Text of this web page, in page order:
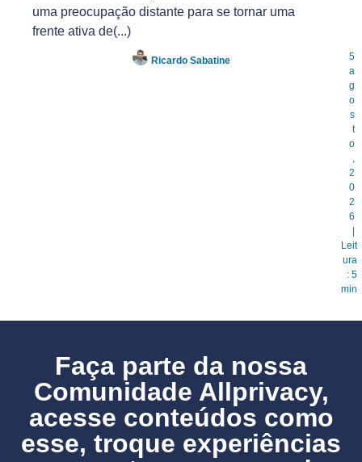
uma preocupação distante para se tornar uma
frente ativa de(...)
Ricardo Sabatine
5
a
g
o
s
t
o
2
0
2
6
|
Leit
ura
: 5
min
Faça parte da nossa
Comunidade Allprivacy,
acesse conteúdos como
esse, troque experiências